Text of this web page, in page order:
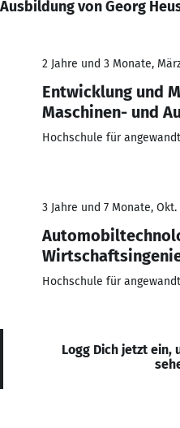
Ausbildung von Georg
2 Jahre und 3 Monate,
Entwicklung und
Maschinen- und
Hochschule für
3 Jahre und 7 Monate, Okt.
Hochschule für
Logg Dich jetzt ein,